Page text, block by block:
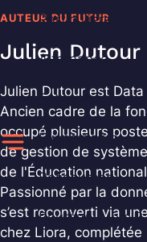
contenu
Particuliers
Alternance
Entreprises
Événements
Ressources
Pourquoi Liora ?
AUTEUR DU FUTUR
Julien Dutour
Julien Dutour est
Ancien cadre de la
occupé plusieurs
de gestion de
de l'Éducation
Passionné par la
s’est reconverti via
chez Liora,